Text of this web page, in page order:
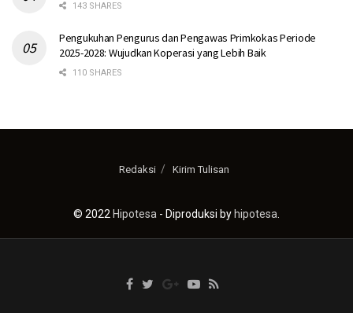
143 SHARES
Pengukuhan Pengurus dan Pengawas Primkokas Periode
2025-2028: Wujudkan Koperasi yang Lebih Baik
110 SHARES
Redaksi Kirim Tulisan
© 2022 Hipotesa - Diproduksi by hipotesa.